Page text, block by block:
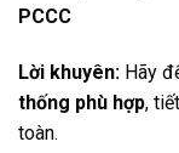
PCCC
Lời khuyên: Hãy
thống phù hợp,
toàn.